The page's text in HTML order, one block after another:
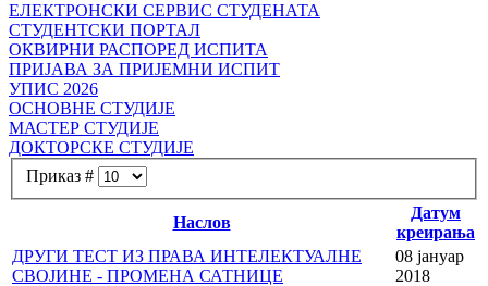
ЕЛЕКТРОНСКИ СЕРВИС СТУДЕНАТА
СТУДЕНТСКИ ПОРТАЛ
ОКВИРНИ РАСПОРЕД ИСПИТА
ПРИЈАВА ЗА ПРИЈЕМНИ ИСПИТ
УПИС 2026
ОСНОВНЕ СТУДИЈЕ
МАСТЕР СТУДИЈЕ
ДОКТОРСКЕ СТУДИЈЕ
Приказ #
Наслов
Датум
креирања
ДРУГИ ТЕСТ ИЗ ПРАВА ИНТЕЛЕКТУАЛНЕ
СВОЈИНЕ - ПРОМЕНА САТНИЦЕ
08 јануар
2018